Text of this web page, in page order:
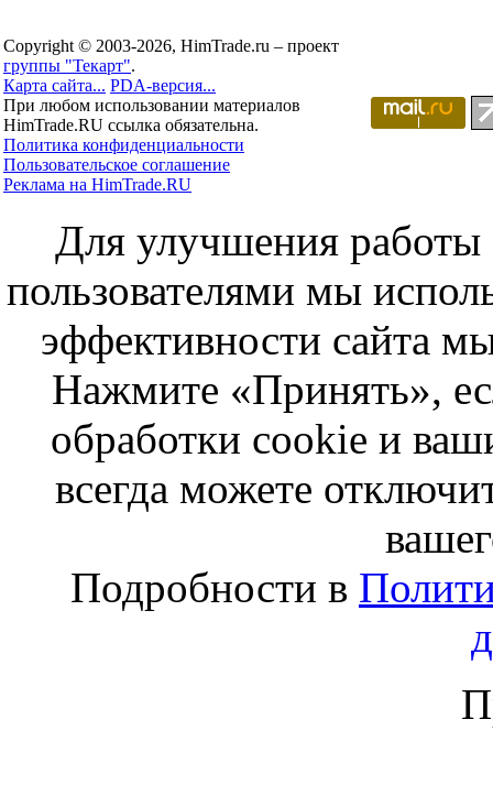
Copyright © 2003-2026, HimTrade.ru – проект
группы "Текарт".
Карта сайта... PDA-версия...
При любом использовании материалов
HimTrade.RU ссылка обязательна.
Политика конфиденциальности
Пользовательское соглашение
Реклама на HimTrade.RU
Для улучшения работы
пользователями мы
эффективности сайта
Нажмите «Принять»,
обработки cookie и
всегда можете
Подробности в